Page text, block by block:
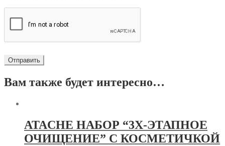
Вам также будет интересно…
ATACHE НАБОР “3Х-ЭТАПНОЕ
ОЧИЩЕНИЕ” С КОСМЕТИЧКОЙ